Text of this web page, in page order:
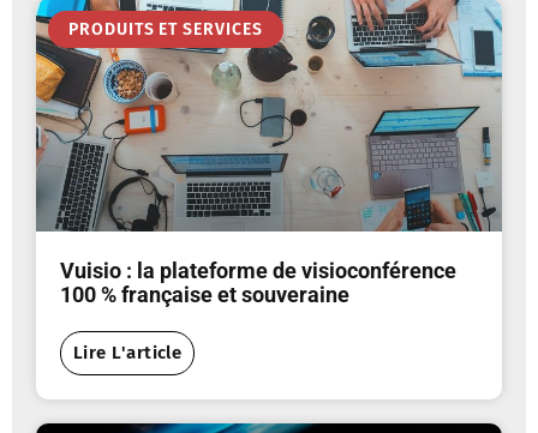
PRODUITS ET SERVICES
Vuisio : la plateforme de visioconférence
100 % française et souveraine
Lire L'article